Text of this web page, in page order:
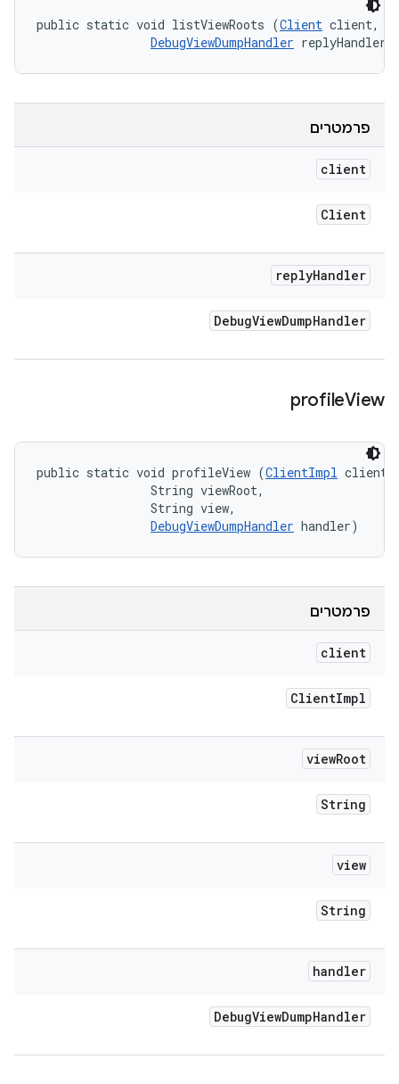
public static void listViewRoots (Client client,
DebugViewDumpHandler replyHandler)
פרמטרים
client
Client
replyHandler
DebugViewDumpHandler
profileView
public static void profileView (ClientImpl
                String viewRoot,
                String view,
DebugViewDumpHandler handler)
פרמטרים
client
ClientImpl
viewRoot
String
view
String
handler
DebugViewDumpHandler